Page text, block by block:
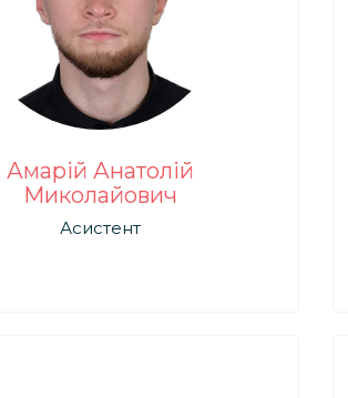
Амарій Анатолій
Миколайович
Асистент